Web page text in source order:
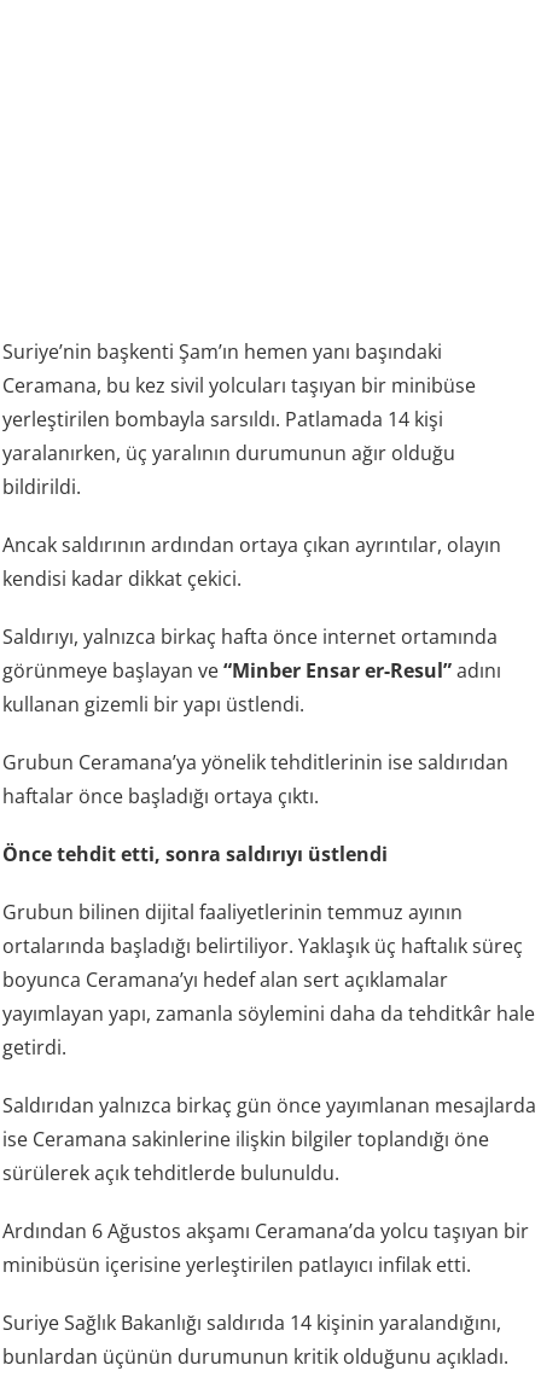
Suriye’nin başkenti Şam’ın hemen yanı başındaki
Ceramana, bu kez sivil yolcuları taşıyan bir minibüse
yerleştirilen bombayla sarsıldı. Patlamada 14 kişi
yaralanırken, üç yaralının durumunun ağır olduğu
bildirildi.
Ancak saldırının ardından ortaya çıkan ayrıntılar, olayın
kendisi kadar dikkat çekici.
Saldırıyı, yalnızca birkaç hafta önce internet ortamında
görünmeye başlayan ve“Minber Ensar er-Resul”adını
kullanan gizemli bir yapı üstlendi.
Grubun Ceramana’ya yönelik tehditlerinin ise saldırıdan
haftalar önce başladığı ortaya çıktı.
Önce tehdit etti, sonra saldırıyı üstlendi
Grubun bilinen dijital faaliyetlerinin temmuz ayının
ortalarında başladığı belirtiliyor. Yaklaşık üç haftalık süreç
boyunca Ceramana’yı hedef alan sert açıklamalar
yayımlayan yapı, zamanla söylemini daha da tehditkâr hale
getirdi.
Saldırıdan yalnızca birkaç gün önce yayımlanan mesajlarda
ise Ceramana sakinlerine ilişkin bilgiler toplandığı öne
sürülerek açık tehditlerde bulunuldu.
Ardından 6 Ağustos akşamı Ceramana’da yolcu taşıyan bir
minibüsün içerisine yerleştirilen patlayıcı infilak etti.
Suriye Sağlık Bakanlığı saldırıda 14 kişinin yaralandığını,
bunlardan üçünün durumunun kritik olduğunu açıkladı.